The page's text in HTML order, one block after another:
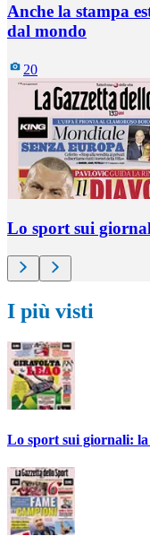
Anche la stampa
dal mondo
20
Lo sport sui
I più visti
Lo sport sui giornali: la